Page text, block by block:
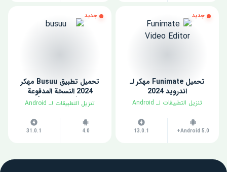
جديد
تحميل Funimate مهكر لـ
اندرويد 2024
​تنزيل التطبيقات لـ ​Android
Android 5.0+
13.0.1
جديد
تحميل تطبيق Busuu مهكر
2024 النسخة المدفوعة
للأندرويد مجاناً
​تنزيل التطبيقات لـ ​Android
4.0
31.0.1